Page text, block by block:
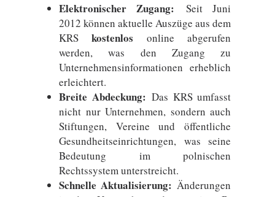
Elektronischer Zugang: Seit Juni
2012 können aktuelle Auszüge aus dem
KRSkostenlos online abgerufen
werden, was den Zugang zu
Unternehmensinformationen erheblich
erleichtert.
Breite Abdeckung: Das KRS umfasst
nicht nur Unternehmen, sondern auch
Stiftungen, Vereine und öffentliche
Gesundheitseinrichtungen, was seine
Bedeutung im polnischen
Rechtssystem unterstreicht.
Schnelle Aktualisierung: Änderungen